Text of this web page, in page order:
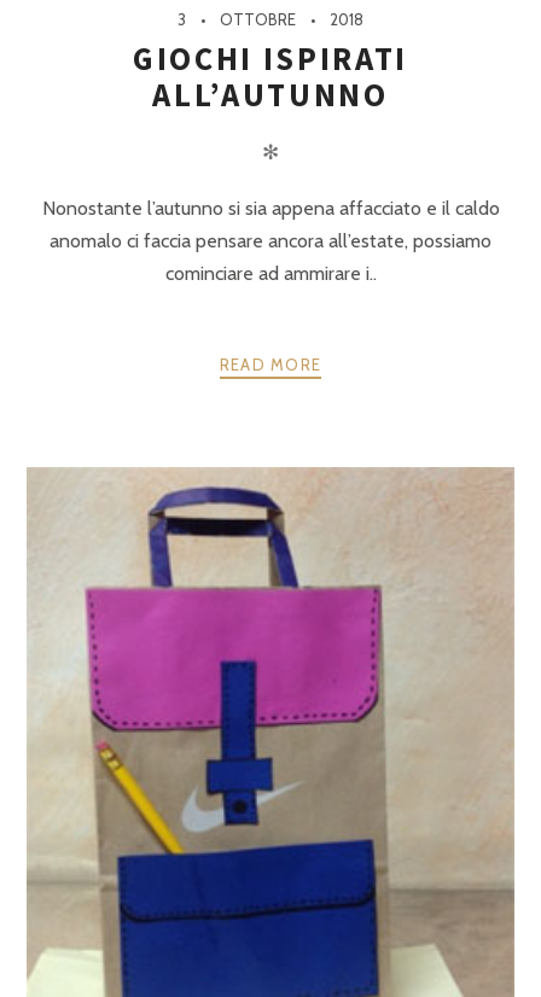
3 OTTOBRE 2018
GIOCHI ISPIRATI
ALL’AUTUNNO
✻
Nonostante l’autunno si sia appena affacciato e il caldo
anomalo ci faccia pensare ancora all’estate, possiamo
cominciare ad ammirare i..
READ MORE